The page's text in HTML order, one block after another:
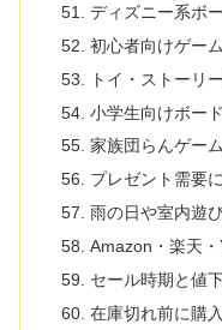
ディズニー系ボ
初心者向けゲー
トイ・ストーリ
小学生向けボー
家族団らんゲー
プレゼント需要
雨の日や室内遊
Amazon・楽天
セール時期と値
在庫切れ前に購